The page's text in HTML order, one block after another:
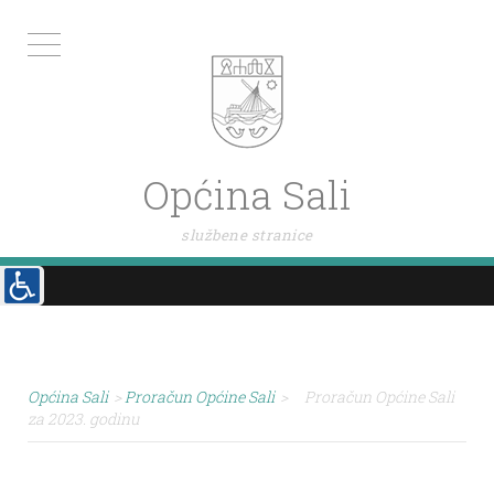
Općina Sali
službene stranice
Općina Sali > Proračun Općine Sali >
Proračun Općine Sali
za 2023. godinu